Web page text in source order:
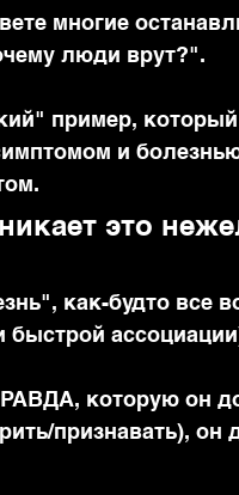
многие
люди врут?".
пример,
и
это
как-будто все
быстрой
которую он
признавать), он